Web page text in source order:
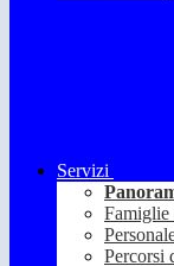
Servizi
Famiglie
Percorsi